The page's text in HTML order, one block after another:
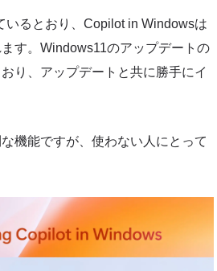
いるとおり、Copilot in Windowsは
す。Windows11のアップデートの
り、アップデートと共に勝手にイ
機能ですが、使わない人にとって